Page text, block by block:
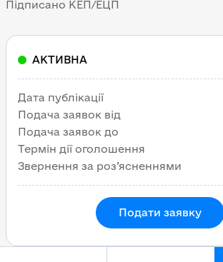
Підписано КЕП/ЕЦП
АКТИВНА
Дата публікації
Подача заявок від
Подача заявок до
Термін дії оголошення
Звернення за роз’ясненнями
Подати заявку